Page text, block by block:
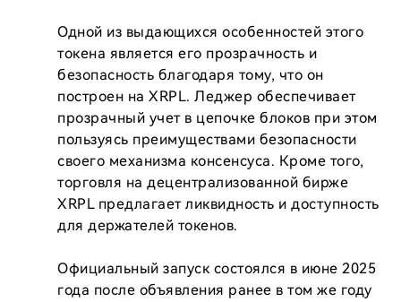
Одной из выдающихся особенностей этого
токена является его прозрачность и
безопасность благодаря тому, что он
построен на XRPL. Леджер обеспечивает
прозрачный учет в цепочке блоков при этом
пользуясь преимуществами безопасности
своего механизма консенсуса. Кроме того,
торговля на децентрализованной бирже
XRPL предлагает ликвидность и доступность
для держателей токенов.
Официальный запуск состоялся в июне 2025
года после объявления ранее в том же году